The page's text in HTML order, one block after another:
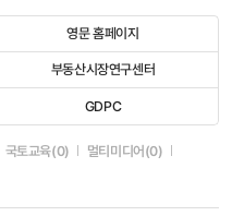
영문 홈페이지
선
택
안
됨
부동산시장연구센터
선
택
안
됨
GDPC
선
택
안
됨
안됨
국토교육(0)선택안됨
멀티미디어(0)선택안됨